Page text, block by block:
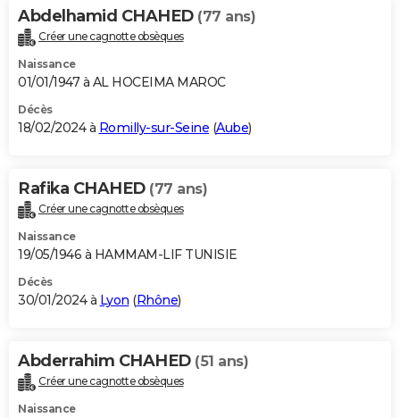
Abdelhamid CHAHED (77 ans)
Créer une cagnotte obsèques
Naissance
01/01/1947 à AL HOCEIMA MAROC
Décès
18/02/2024 à Romilly-sur-Seine (Aube)
Rafika CHAHED (77 ans)
Créer une cagnotte obsèques
Naissance
19/05/1946 à HAMMAM-LIF TUNISIE
Décès
30/01/2024 à Lyon (Rhône)
Abderrahim CHAHED (51 ans)
Créer une cagnotte obsèques
Naissance